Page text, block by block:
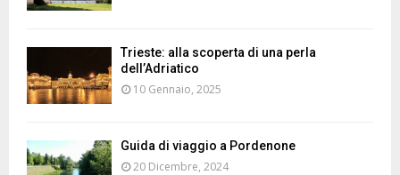
Trieste: alla scoperta di una perla
dell’Adriatico
10 Gennaio, 2025
Guida di viaggio a Pordenone
20 Dicembre, 2024